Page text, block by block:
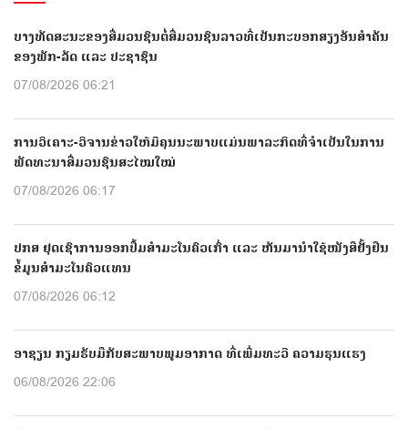
ບາງທັດສະນະຂອງສື່ມວນຊົນຕໍ່ສື່ມວນຊົນລາວທີ່ເປັນກະບອກສຽງອັນສຳຄັນ
ຂອງພັກ-ລັດ ແລະ ປະຊາຊົນ
07/08/2026 06:21
ການວິເຄາະ-ວິຈານຂ່າວໃຫ້ມີຄຸນນະພາບແມ່ນພາລະກິດທີ່ຈຳເປັນໃນການ
ພັດທະນາສື່ມວນຊົນສະໄໝໃໝ່
07/08/2026 06:17
ປກສ ຢຸດເຊົາການອອກປື້ມສຳມະໂນຄົວເກົ່າ ແລະ ຫັນມານຳໃຊ້ໜັງສືຢັ້ງຢືນ
ຂໍ້ມູນສຳມະໂນຄົວແທນ
07/08/2026 06:12
ອາຊຽນ ກຽມຮັບມືກັບສະພາບພູມອາກາດ ທີ່ເພີ່ມທະວີ ຄວາມຮຸນແຮງ
06/08/2026 22:06